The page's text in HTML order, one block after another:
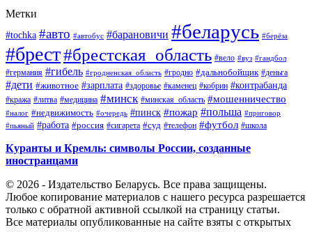
Метки
#tochka #авто #автобус #барановичи #беларусь #берёза
#брест#брестская_область #вело #вуз #гандбол
#германия #гибель #гродненская_область #гродно #дальнобойщик #деньга
#дети #животное #зарплата #здоровье #каменец #кобрин #контрабанда
#кража #литва #медицина #минск #минская_область #мошенничество
#налог #недвижимость #очередь #пинск #пожар #польша #приговор
#пьяный #работа #россия #сигарета #суд #телефон #футбол #школа
Куранты и Кремль: символы России, созданные
иностранцами
© 2026 - Издательство Беларусь. Все права защищены.
Любое копирование материалов с нашего ресурса разрешается
только с обратной активной ссылкой на страницу статьи.
Все материалы опубликованные на сайте взяты с открытых